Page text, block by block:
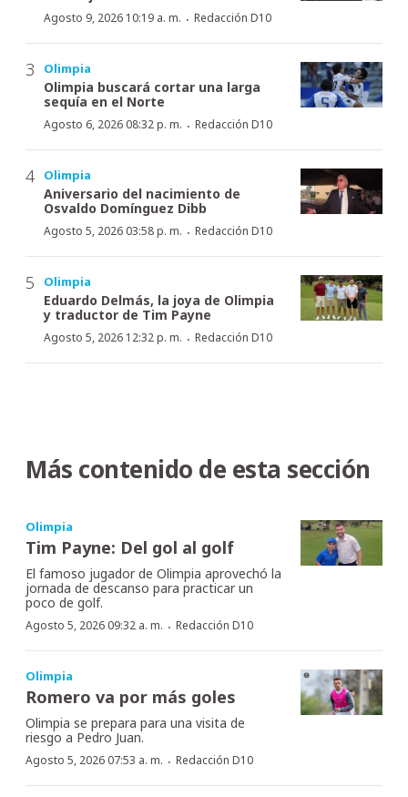
Agosto 9, 2026 10:19 a. m. · Redacción D10
Olimpia
Olimpia buscará cortar una larga
sequía en el Norte
Agosto 6, 2026 08:32 p. m. · Redacción D10
Olimpia
Aniversario del nacimiento de
Osvaldo Domínguez Dibb
Agosto 5, 2026 03:58 p. m. · Redacción D10
Olimpia
Eduardo Delmás, la joya de Olimpia
y traductor de Tim Payne
Agosto 5, 2026 12:32 p. m. · Redacción D10
Más contenido de esta sección
Olimpia
Tim Payne: Del gol al golf
El famoso jugador de Olimpia aprovechó la
jornada de descanso para practicar un
poco de golf.
Agosto 5, 2026 09:32 a. m. · Redacción D10
Olimpia
Romero va por más goles
Olimpia se prepara para una visita de
riesgo a Pedro Juan.
Agosto 5, 2026 07:53 a. m. · Redacción D10